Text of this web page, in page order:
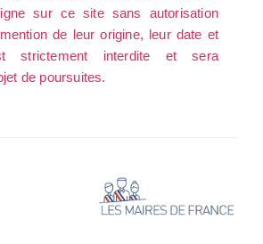
sur ce site sans autorisation
de leur origine, leur date et
strictement interdite et sera
de poursuites.